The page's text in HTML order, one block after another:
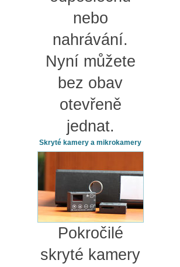
nebo
nahrávání.
Nyní můžete
bez obav
otevřeně
jednat.
Skryté kamery a mikrokamery
Pokročilé
skryté kamery